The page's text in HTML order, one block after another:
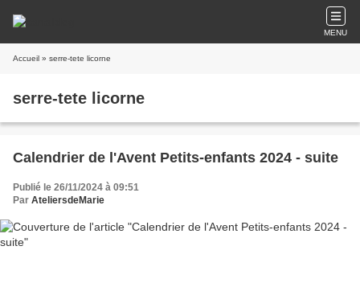
MENU
Accueil » serre-tete licorne
serre-tete licorne
Calendrier de l'Avent Petits-enfants 2024 - suite
Publié le 26/11/2024 à 09:51
Par AteliersdeMarie